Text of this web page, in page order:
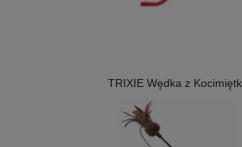
TRIXIE Wędka z